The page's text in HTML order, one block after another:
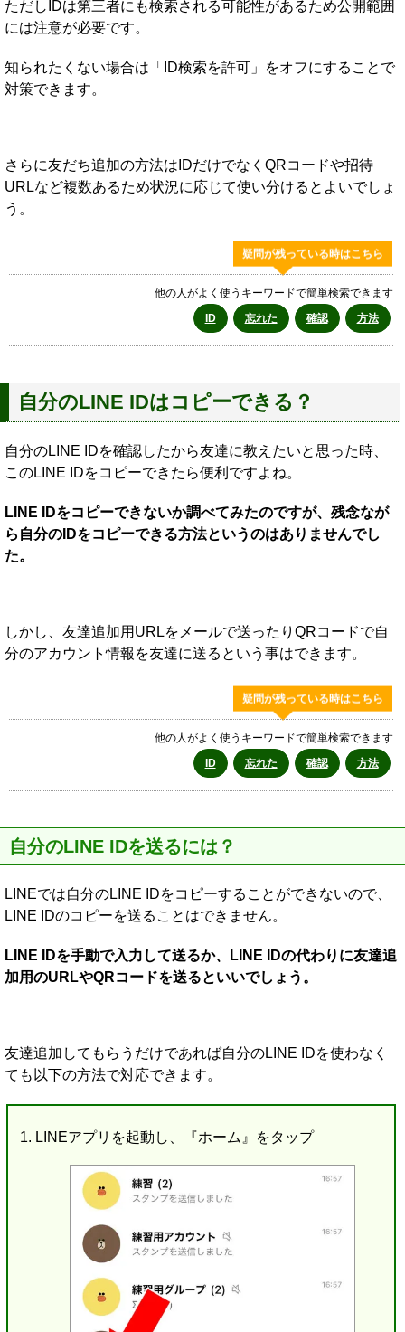
ただしIDは第三者にも検索される可能性があるため公開範囲
には注意が必要です。
知られたくない場合は「ID検索を許可」をオフにすることで
対策できます。
さらに友だち追加の方法はIDだけでなくQRコードや招待
URLなど複数あるため状況に応じて使い分けるとよいでしょ
う。
疑問が残っている時はこちら
他の人がよく使うキーワードで簡単検索できます
ID
忘れた 確認 方法
自分のLINE IDはコピーできる？
自分のLINE IDを確認したから友達に教えたいと思った時、
このLINE IDをコピーできたら便利ですよね。
LINE IDをコピーできないか調べてみたのですが、残念なが
ら自分のIDをコピーできる方法というのはありませんでし
た。
しかし、友達追加用URLをメールで送ったりQRコードで自
分のアカウント情報を友達に送るという事はできます。
疑問が残っている時はこちら
他の人がよく使うキーワードで簡単検索できます
ID
忘れた 確認 方法
自分のLINE IDを送るには？
LINEでは自分のLINE IDをコピーすることができないので、
LINE IDのコピーを送ることはできません。
LINE IDを手動で入力して送るか、LINE IDの代わりに友達追
加用のURLやQRコードを送るといいでしょう。
友達追加してもらうだけであれば自分のLINE IDを使わなく
ても以下の方法で対応できます。
LINEアプリを起動し、『ホーム』をタップ